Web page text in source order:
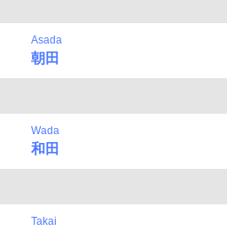
Asada
朝田
Wada
和田
Takai